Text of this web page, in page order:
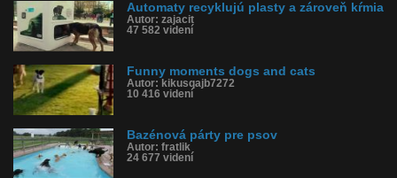
Automaty recyklujú plasty a zároveň kŕmia
Autor: zajacit
47 582 videní
Funny moments dogs and cats
Autor: kikusqajb7272
10 416 videní
Bazénová párty pre psov
Autor: fratlik
24 677 videní